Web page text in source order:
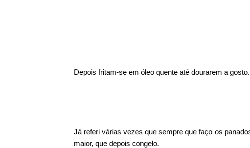
Depois fritam-se em óleo quente até dourarem a gosto.
Já referi várias vezes que sempre que faço os
maior, que depois congelo.